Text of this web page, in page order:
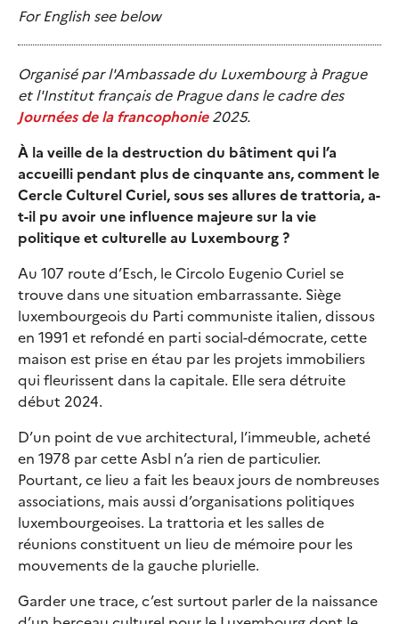
For English see below
Organisé par l'Ambassade du Luxembourg à Prague
et l'Institut français de Prague dans le cadre des
Journées de la francophonie2025.
À la veille de la destruction du bâtiment qui l’a
accueilli pendant plus de cinquante ans, comment le
Cercle Culturel Curiel, sous ses allures de trattoria, a-
t-il pu avoir une influence majeure sur la vie
politique et culturelle au Luxembourg ?
Au 107 route d’Esch, le Circolo Eugenio Curiel se
trouve dans une situation embarrassante. Siège
luxembourgeois du Parti communiste italien, dissous
en 1991 et refondé en parti social-démocrate, cette
maison est prise en étau par les projets immobiliers
qui fleurissent dans la capitale. Elle sera détruite
début 2024.
D’un point de vue architectural, l’immeuble, acheté
en 1978 par cette Asbl n’a rien de particulier.
Pourtant, ce lieu a fait les beaux jours de nombreuses
associations, mais aussi d’organisations politiques
luxembourgeoises. La trattoria et les salles de
réunions constituent un lieu de mémoire pour les
mouvements de la gauche plurielle.
Garder une trace, c’est surtout parler de la naissance